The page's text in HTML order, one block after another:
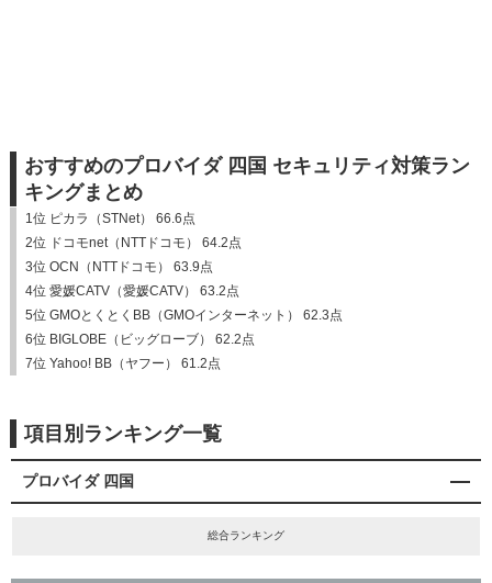
おすすめのプロバイダ 四国 セキュリティ対策ラン
キングまとめ
1位 ピカラ（STNet） 66.6点
2位 ドコモnet（NTTドコモ） 64.2点
3位 OCN（NTTドコモ） 63.9点
4位 愛媛CATV（愛媛CATV） 63.2点
5位 GMOとくとくBB（GMOインターネット） 62.3点
6位 BIGLOBE（ビッグローブ） 62.2点
7位 Yahoo! BB（ヤフー） 61.2点
項目別ランキング一覧
プロバイダ 四国
総合ランキング